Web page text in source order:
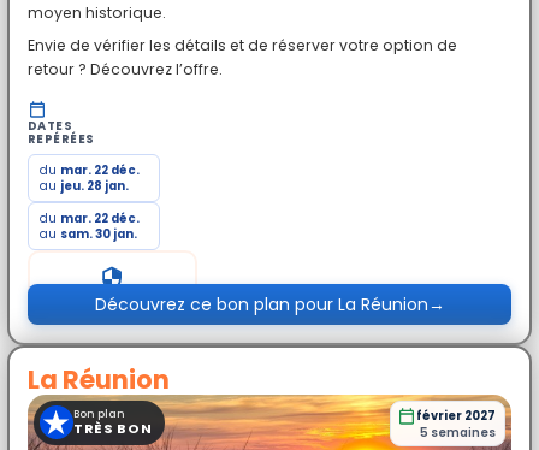
moyen historique.
Envie de vérifier les détails et de réserver votre option de
retour ? Découvrez l’offre.
DATES
REPÉRÉES
du mar. 22 déc.
au jeu. 28 jan.
du mar. 22 déc.
au sam. 30 jan.
Prix exceptionnel
Découvrez ce bon plan pour La Réunion→
La Réunion
février 2027
5 semaines
★Bon plan
TRÈS BON